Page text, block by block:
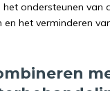
ondersteunen van
en het verminderen